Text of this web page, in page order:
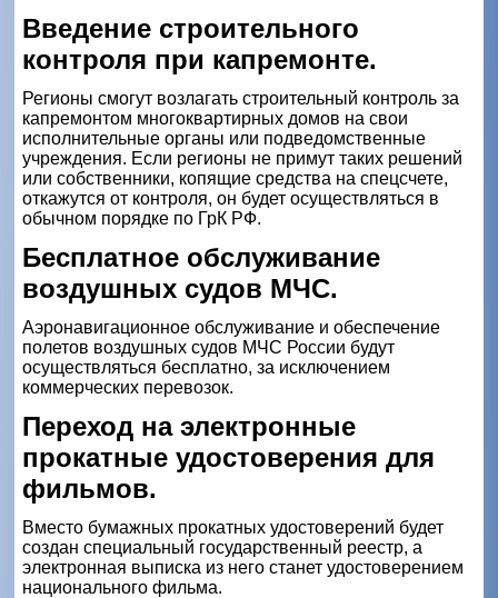
Введение строительного
контроля при капремонте.
Регионы смогут возлагать строительный контроль за
капремонтом многоквартирных домов на свои
исполнительные органы или подведомственные
учреждения. Если регионы не примут таких решений
или собственники, копящие средства на спецсчете,
откажутся от контроля, он будет осуществляться в
обычном порядке по ГрК РФ.
Бесплатное обслуживание
воздушных судов МЧС.
Аэронавигационное обслуживание и обеспечение
полетов воздушных судов МЧС России будут
осуществляться бесплатно, за исключением
коммерческих перевозок.
Переход на электронные
прокатные удостоверения для
фильмов.
Вместо бумажных прокатных удостоверений будет
создан специальный государственный реестр, а
электронная выписка из него станет удостоверением
национального фильма.